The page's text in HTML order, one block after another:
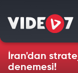
İran'dan
denemesi!